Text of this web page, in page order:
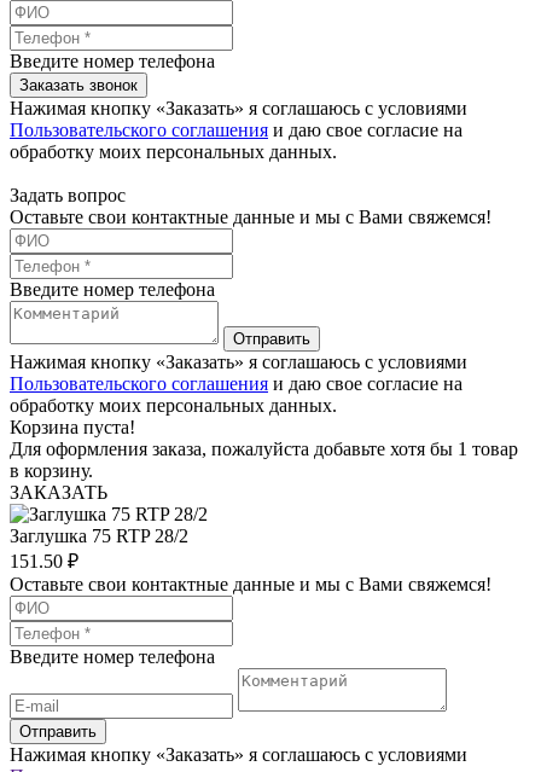
Введите номер телефона
Заказать звонок
Нажимая кнопку «Заказать» я соглашаюсь с условиями
Пользовательского соглашения и даю свое согласие на
обработку моих персональных данных.
Задать вопрос
Оставьте свои контактные данные и мы с Вами свяжемся!
Введите номер телефона
Отправить
Нажимая кнопку «Заказать» я соглашаюсь с условиями
Пользовательского соглашения и даю свое согласие на
обработку моих персональных данных.
Корзина пуста!
Для оформления заказа, пожалуйста добавьте хотя бы 1 товар
в корзину.
ЗАКАЗАТЬ
Заглушка 75 RTP 28/2
151.50 ₽
Оставьте свои контактные данные и мы с Вами свяжемся!
Введите номер телефона
Отправить
Нажимая кнопку «Заказать» я соглашаюсь с условиями